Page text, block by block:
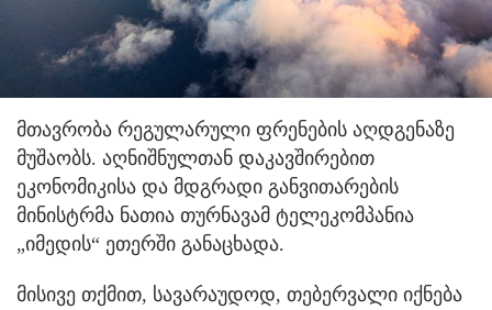
მთავრობა რეგულარული ფრენების აღდგენაზე
მუშაობს. აღნიშნულთან დაკავშირებით
ეკონომიკისა და მდგრადი განვითარების
მინისტრმა ნათია თურნავამ ტელეკომპანია
„იმედის“ ეთერში განაცხადა.
მისივე თქმით, სავარაუდოდ, თებერვალი იქნება